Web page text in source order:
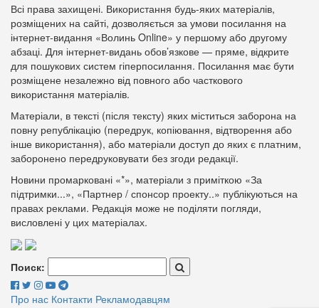
Всі права захищені. Використання будь-яких матеріалів,
розміщених на сайті, дозволяється за умови посилання на
інтернет-видання «Волинь Online» у першому або другому
абзаці. Для інтернет-видань обов’язкове — пряме, відкрите
для пошукових систем гіперпосилання. Посилання має бути
розміщене незалежно від повного або часткового
використання матеріалів.
Матеріали, в тексті (після тексту) яких міститься заборона на
повну републікацію (передрук, копіювання, відтворення або
інше використання), або матеріали доступ до яких є платним,
заборонено передруковувати без згоди редакції.
Новини промарковані «*», матеріали з приміткою «За
підтримки...», «Партнер / спонсор проекту..» публікуються на
правах реклами. Редакція може не поділяти погляди,
висловлені у цих матеріалах.
Поиск:
Про нас Контакти Рекламодавцям